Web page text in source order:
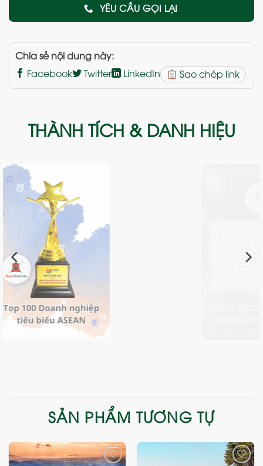
YÊU CẦU GỌI LẠI
Chia sẻ nội dung này:
Facebook
Twitter LinkedIn Sao chép link
THÀNH TÍCH & DANH HIỆU
SẢN PHẨM TƯƠNG TỰ